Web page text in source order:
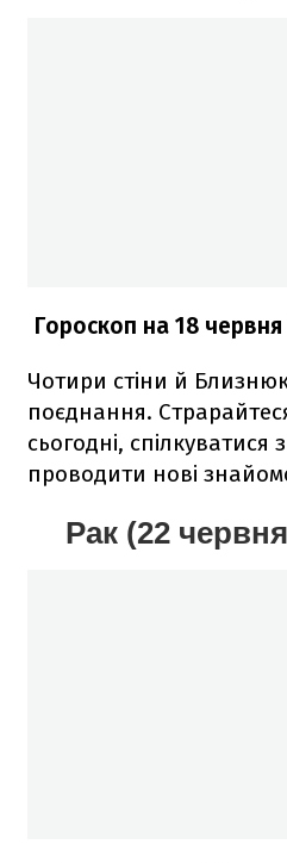
Гороскоп на 18 червня
Чотири стіни й
поєднання.
сьогодні, спілкуватися
проводити нові
Рак (22